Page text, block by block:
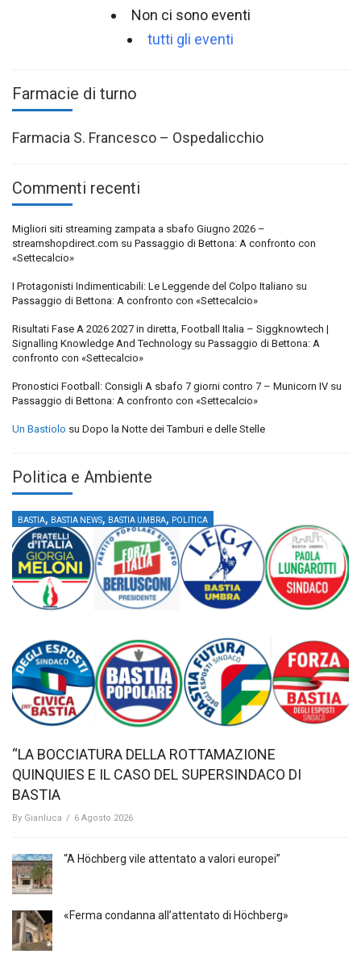
Non ci sono eventi
tutti gli eventi
Farmacie di turno
Farmacia S. Francesco – Ospedalicchio
Commenti recenti
Migliori siti streaming zampata a sbafo Giugno 2026 –
streamshopdirect.com su Passaggio di Bettona: A confronto con
«Settecalcio»
I Protagonisti Indimenticabili: Le Leggende del Colpo Italiano su
Passaggio di Bettona: A confronto con «Settecalcio»
Risultati Fase A 2026 2027 in diretta, Football Italia – Siggknowtech |
Signalling Knowledge And Technology su Passaggio di Bettona: A
confronto con «Settecalcio»
Pronostici Football: Consigli A sbafo 7 giorni contro 7 – Municorn IV su
Passaggio di Bettona: A confronto con «Settecalcio»
Un Bastiolo su Dopo la Notte dei Tamburi e delle Stelle
Politica e Ambiente
BASTIA, BASTIA NEWS, BASTIA UMBRA, POLITICA
“LA BOCCIATURA DELLA ROTTAMAZIONE
QUINQUIES E IL CASO DEL SUPERSINDACO DI
BASTIA
By Gianluca / 6 Agosto 2026
“A Höchberg vile attentato a valori europei”
«Ferma condanna all’attentato di Höchberg»